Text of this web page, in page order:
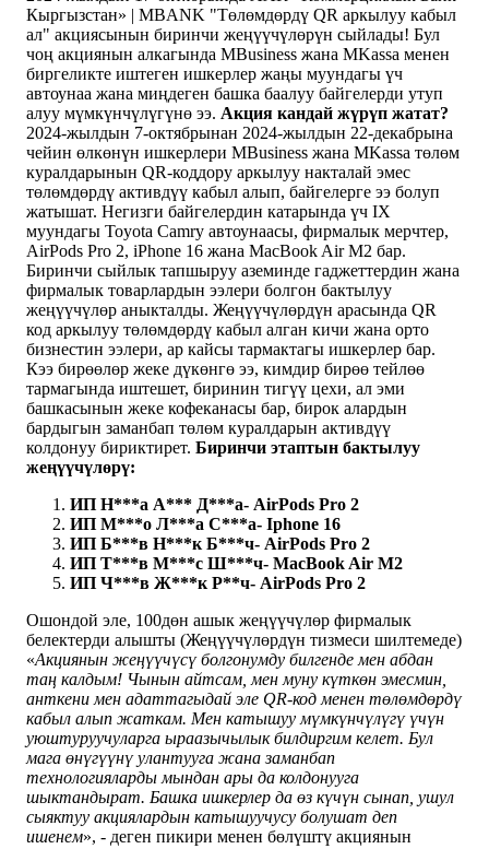
Кыргызстан» | MBANK "Төлөмдөрдү QR аркылуу кабыл
ал" акциясынын биринчи жеңүүчүлөрүн сыйлады! Бул
чоң акциянын алкагында MBusiness жана MKassa менен
биргеликте иштеген ишкерлер жаңы муундагы үч
автоунаа жана миңдеген башка баалуу байгелерди утуп
алуу мүмкүнчүлүгүнө ээ. Акция кандай жүрүп жатат?
2024-жылдын 7-октябрынан 2024-жылдын 22-декабрына
чейин өлкөнүн ишкерлери MBusiness жана MKassa төлөм
куралдарынын QR-коддору аркылуу накталай эмес
төлөмдөрдү активдүү кабыл алып, байгелерге ээ болуп
жатышат. Негизги байгелердин катарында үч IX
муундагы Toyota Camry автоунаасы, фирмалык мерчтер,
AirPods Pro 2, iPhone 16 жана MacBook Air M2 бар.
Биринчи сыйлык тапшыруу аземинде гаджеттердин жана
фирмалык товарлардын ээлери болгон бактылуу
жеңүүчүлөр аныкталды. Жеңүүчүлөрдүн арасында QR
код аркылуу төлөмдөрдү кабыл алган кичи жана орто
бизнестин ээлери, ар кайсы тармактагы ишкерлер бар.
Кээ бирөөлөр жеке дүкөнгө ээ, кимдир бирөө тейлөө
тармагында иштешет, биринин тигүү цехи, ал эми
башкасынын жеке кофеканасы бар, бирок алардын
бардыгын заманбап төлөм куралдарын активдүү
колдонуу бириктирет. Биринчи этаптын бактылуу
жеңүүчүлөрү:
ИП Н***а А*** Д***а- AirPods Pro 2
ИП М***о Л***а С***а- Iphone 16
ИП Б***в Н***к Б***ч- AirPods Pro 2
ИП Т***в М***с Ш***ч- MacBook Air M2
ИП Ч***в Ж***к Р**ч- AirPods Pro 2
Ошондой эле, 100дөн ашык жеңүүчүлөр фирмалык
белектерди алышты (Жеңүүчүлөрдүн тизмеси шилтемеде)
«Акциянын жеңүүчүсү болгонумду билгенде мен абдан
таң калдым! Чынын айтсам, мен муну күткөн эмесмин,
анткени мен адаттагыдай эле QR-код менен төлөмдөрдү
кабыл алып жаткам. Мен катышуу мүмкүнчүлүгү үчүн
уюштуруучуларга ыраазычылык билдиргим келет. Бул
мага өнүгүүнү улантууга жана заманбап
технологияларды мындан ары да колдонууга
шыктандырат. Башка ишкерлер да өз күчүн сынап, ушул
сыяктуу акциялардын катышуучусу болушат деп
ишенем», - деген пикири менен бөлүштү акциянын